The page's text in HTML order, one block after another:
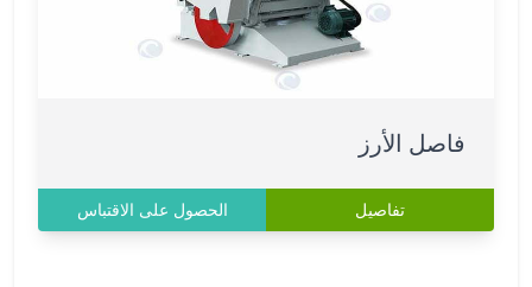
فاصل الأرز
تفاصيل الحصول على الاقتباس